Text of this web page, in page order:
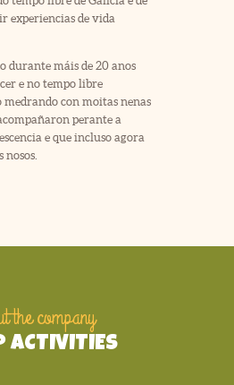
experiencias de vida
durante máis de 20 anos
e no tempo libre
medrando con moitas nenas
perante a
e que incluso agora
nosos.
the company
ACTIVITIES